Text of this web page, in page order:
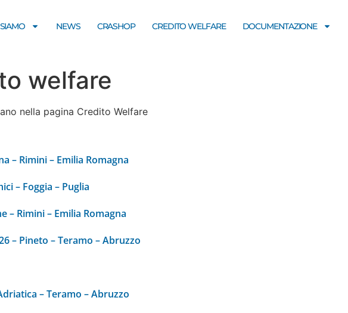
NEWS CRASHOP CREDITO WELFARE DOCUMENTAZIONE
welfare
nella pagina Credito Welfare
– Rimini – Emilia Romagna
– Foggia – Puglia
– Rimini – Emilia Romagna
– Pineto – Teramo – Abruzzo
– Teramo – Abruzzo